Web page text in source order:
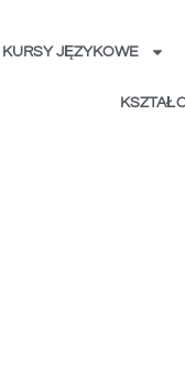
KURSY JĘZYKOWE